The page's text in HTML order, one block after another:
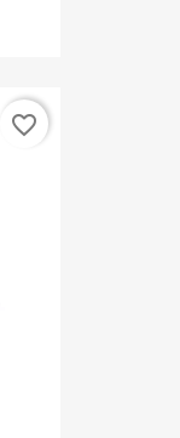
favorite_border